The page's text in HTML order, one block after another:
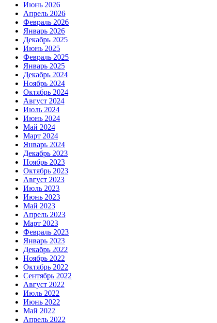
Июнь 2026
Апрель 2026
Февраль 2026
Январь 2026
Декабрь 2025
Июнь 2025
Февраль 2025
Январь 2025
Декабрь 2024
Ноябрь 2024
Октябрь 2024
Август 2024
Июль 2024
Июнь 2024
Май 2024
Март 2024
Январь 2024
Декабрь 2023
Ноябрь 2023
Октябрь 2023
Август 2023
Июль 2023
Июнь 2023
Май 2023
Апрель 2023
Март 2023
Февраль 2023
Январь 2023
Декабрь 2022
Ноябрь 2022
Октябрь 2022
Сентябрь 2022
Август 2022
Июль 2022
Июнь 2022
Май 2022
Апрель 2022